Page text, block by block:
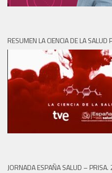
RESUMEN LA CIENCIA DE LA SALUD
JORNADA ESPAÑA SALUD –